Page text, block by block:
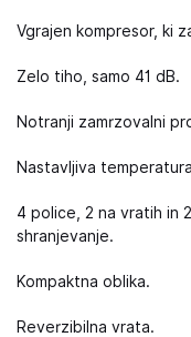
Vgrajen kompresor, ki
Zelo tiho, samo 41 dB.
Notranji zamrzovalni
Nastavljiva
4 police, 2 na vratih in
shranjevanje.
Kompaktna oblika.
Reverzibilna vrata.